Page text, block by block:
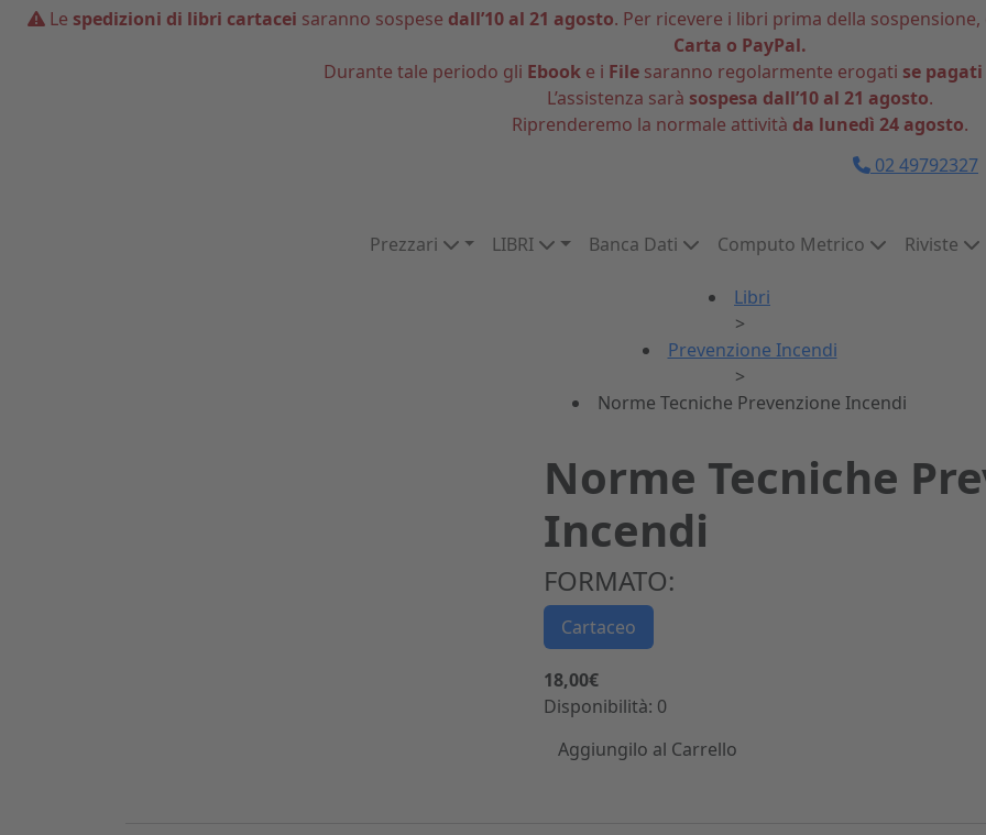
Le spedizioni di libri cartacei saranno sospese dall’10 al 21 agosto. Per ricevere i libri prima della
Carta o PayPal.
Durante tale periodo gli Ebook e i File saranno regolarmente erogati se
L’assistenza sarà sospesa dall’10 al 21 agosto.
Riprenderemo la normale attività da lunedì 24 agosto.
02 49792327
Prezzari LIBRI Banca Dati Computo Metrico Riviste
Libri
>
Prevenzione Incendi
>
Norme Tecniche Prevenzione Incendi
Norme Tecniche
Incendi
FORMATO:
Cartaceo
18,00€
Disponibilità: 0
Aggiungilo al Carrello